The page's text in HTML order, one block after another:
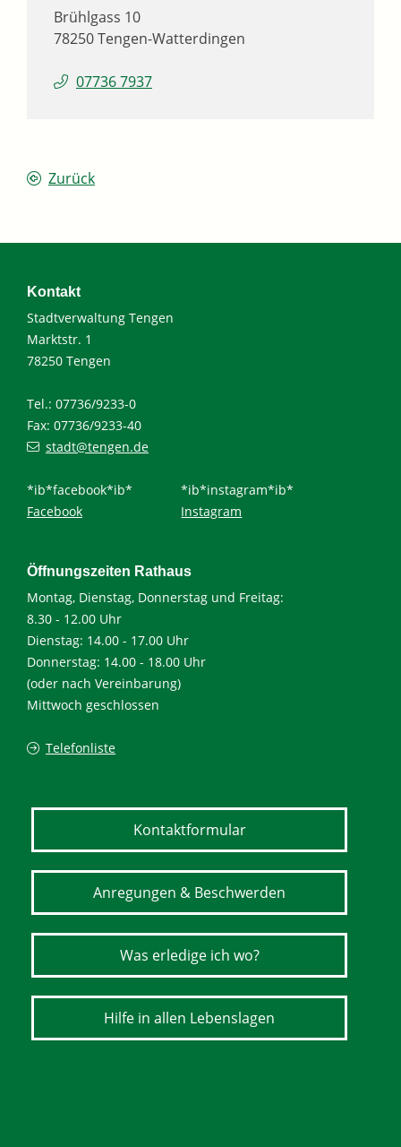
Brühlgass 10
78250Tengen-Watterdingen
07736 7937
Zurück
Kontakt
Stadtverwaltung Tengen
Marktstr. 1
78250 Tengen
Tel.: 07736/9233-0
Fax: 07736/9233-40
stadt@tengen.de
*ib*facebook*ib*
Facebook
*ib*instagram*ib*
Instagram
Öffnungszeiten Rathaus
Montag, Dienstag, Donnerstag und Freitag:
8.30 - 12.00 Uhr
Dienstag: 14.00 - 17.00 Uhr
Donnerstag: 14.00 - 18.00 Uhr
(oder nach Vereinbarung)
Mittwoch geschlossen
Telefonliste
Kontaktformular
Anregungen & Beschwerden
Was erledige ich wo?
Hilfe in allen Lebenslagen